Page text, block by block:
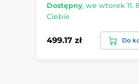
Dostępny, we wtorek 11.
Ciebie
499.17 zł Do